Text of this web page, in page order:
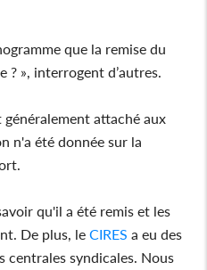
que la remise du
», interrogent d’autres.
généralement attaché aux
n'a été donnée sur la
qu'il a été remis et les
De plus, leCIRES a eu des
centrales syndicales. Nous